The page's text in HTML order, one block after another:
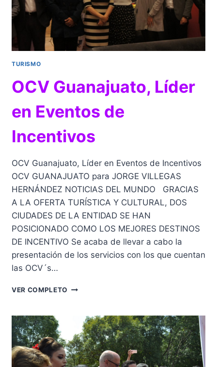
PUERTO
Y
ENTIDAD
CINE
TURISMO
OCV Guanajuato, Líder
en Eventos de
Incentivos
OCV Guanajuato, Líder en Eventos de Incentivos
OCV GUANAJUATO para JORGE VILLEGAS
HERNÁNDEZ NOTICIAS DEL MUNDO GRACIAS
A LA OFERTA TURÍSTICA Y CULTURAL, DOS
CIUDADES DE LA ENTIDAD SE HAN
POSICIONADO COMO LOS MEJORES DESTINOS
DE INCENTIVO Se acaba de llevar a cabo la
presentación de los servicios con los que cuentan
las OCV´s…
VER COMPLETO OCV
EVENTOS
DE
INCENTIVOS